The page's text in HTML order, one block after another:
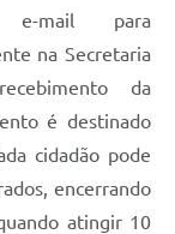
mail para
na Secretaria
da
é destinado
cidadão pode
encerrando
atingir 10